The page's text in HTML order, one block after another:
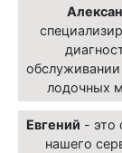
лодочных
Евгений - это
нашего